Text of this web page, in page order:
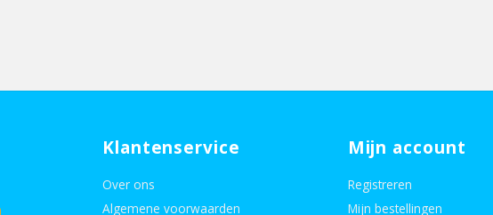
Klantenservice
Over ons
Algemene voorwaarden
Mijn account
Registreren
Mijn bestellingen